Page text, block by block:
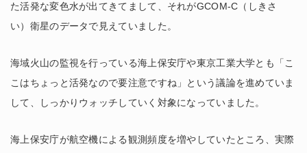
た活発な変色水が出てきてまして、それがGCOM-C（しきさ
い）衛星のデータで見えていました。
海域火山の監視を行っている海上保安庁や東京工業大学とも「こ
こはちょっと活発なので要注意ですね」という議論を進めていま
して、しっかりウォッチしていく対象になっていました。
海上保安庁が航空機による観測頻度を増やしていたところ、実際